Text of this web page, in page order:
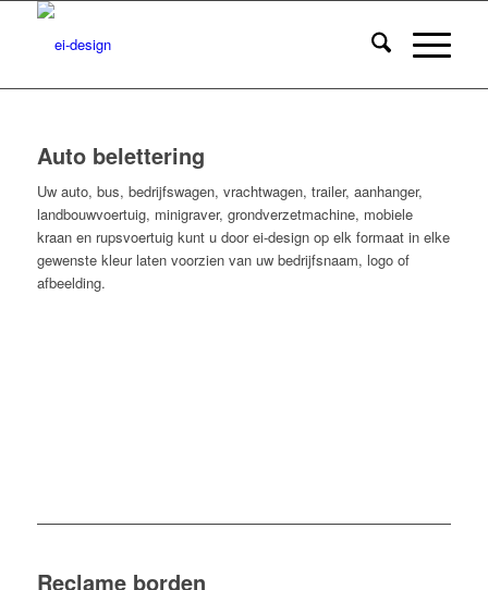
Auto belettering
Uw auto, bus, bedrijfswagen, vrachtwagen, trailer, aanhanger,
landbouwvoertuig, minigraver, grondverzetmachine, mobiele
kraan en rupsvoertuig kunt u door ei-design op elk formaat in elke
gewenste kleur laten voorzien van uw bedrijfsnaam, logo of
afbeelding.
Reclame borden